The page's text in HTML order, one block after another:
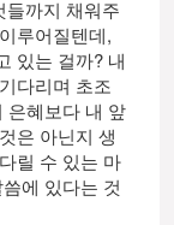
들까지 채워주
루어질텐데,
있는 걸까? 내
다리며 초조
은혜보다 내 앞
은 아닌지 생
릴 수 있는 마
에 있다는 것